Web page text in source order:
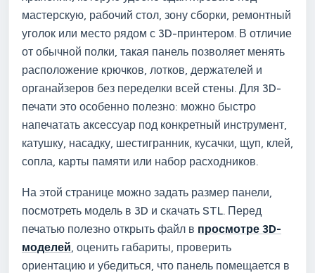
мастерскую, рабочий стол, зону сборки, ремонтный
уголок или место рядом с 3D-принтером. В отличие
от обычной полки, такая панель позволяет менять
расположение крючков, лотков, держателей и
органайзеров без переделки всей стены. Для 3D-
печати это особенно полезно: можно быстро
напечатать аксессуар под конкретный инструмент,
катушку, насадку, шестигранник, кусачки, щуп, клей,
сопла, карты памяти или набор расходников.
На этой странице можно задать размер панели,
посмотреть модель в 3D и скачать STL. Перед
печатью полезно открыть файл в просмотре 3D-
моделей, оценить габариты, проверить
ориентацию и убедиться, что панель помещается в